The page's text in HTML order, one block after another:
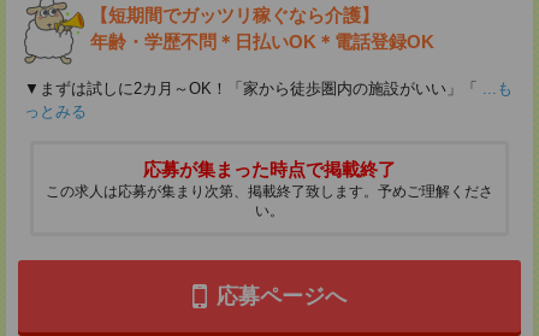
【短期間でガッツリ稼ぐなら介護】
年齢・学歴不問＊日払いOK＊電話登録OK
▼まずは試しに2カ月～OK！「家から徒歩圏内の施設がいい」「 ...も
っとみる
応募が集まった時点で掲載終了
この求人は応募が集まり次第、掲載終了致します。予めご理解くださ
い。
応募ページへ